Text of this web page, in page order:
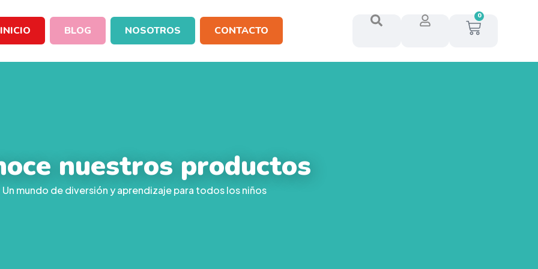
INICIO BLOG NOSOTROS CONTACTO
0
nuestros productos
Un mundo de diversión y aprendizaje para todos los niños